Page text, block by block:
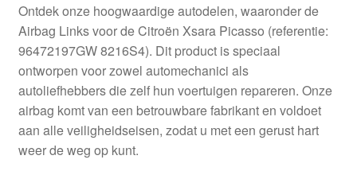
Contact
Kassa
Klachten
Klachtenprocedure
Ontdek onze hoogwaardige autodelen, waaronder de
Airbag Links voor de Citroën Xsara Picasso (referentie:
96472197GW 8216S4). Dit product is speciaal
ontworpen voor zowel automechanici als
autoliefhebbers die zelf hun voertuigen repareren. Onze
airbag komt van een betrouwbare fabrikant en voldoet
aan alle veiligheidseisen, zodat u met een gerust hart
weer de weg op kunt.